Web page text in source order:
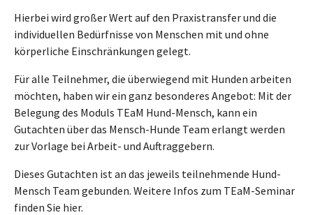
Hierbei wird großer Wert auf den Praxistransfer und die
individuellen Bedürfnisse von Menschen mit und ohne
körperliche Einschränkungen gelegt.
Für alle Teilnehmer, die überwiegend mit Hunden arbeiten
möchten, haben wir ein ganz besonderes Angebot: Mit der
Belegung des Moduls TEaM Hund-Mensch, kann ein
Gutachten über das Mensch-Hunde Team erlangt werden
zur Vorlage bei Arbeit- und Auftraggebern.
Dieses Gutachten ist an das jeweils teilnehmende Hund-
Mensch Team gebunden. Weitere Infos zum TEaM-Seminar
finden Sie hier.